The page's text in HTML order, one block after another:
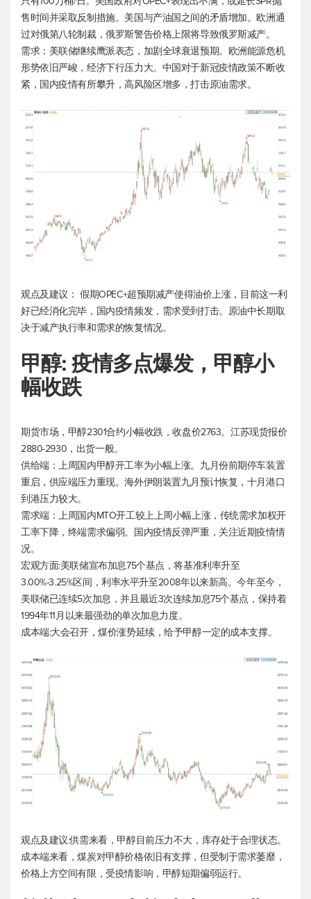
售时间并采取反制措施。美国与产油国之间的矛盾增加。欧洲通
过对俄第八轮制裁，俄罗斯警告价格上限将导致俄罗斯减产。
需求：美联储继续鹰派表态，加剧全球衰退预期。欧洲能源危机
形势依旧严峻，经济下行压力大。中国对于新冠疫情政策不断收
紧，国内疫情有所攀升，高风险区增多，打击原油需求。
观点及建议： 假期OPEC+超预期减产使得油价上涨，目前这一利
好已经消化完毕，国内疫情频发，需求受到打击。原油中长期取
决于减产执行率和需求的恢复情况。
甲醇: 疫情多点爆发，甲醇小
幅收跌
期货市场，甲醇2301合约小幅收跌，收盘价2763。江苏现货报价
2880-2930，出货一般。
供给端：上周国内甲醇开工率为小幅上涨。九月份前期停车装置
重启，供应端压力重现。海外伊朗装置九月预计恢复，十月港口
到港压力较大。
需求端：上周国内MTO开工较上上周小幅上涨，传统需求加权开
工率下降，终端需求偏弱。国内疫情反弹严重，关注近期疫情情
况。
宏观方面:美联储宣布加息75个基点，将基准利率升至
3.00%-3.25%区间，利率水平升至2008年以来新高。今年至今，
美联储已连续5次加息，并且最近3次连续加息75个基点，保持着
1994年11月以来最强劲的单次加息力度。
成本端:大会召开，煤价涨势延续，给予甲醇一定的成本支撑。
观点及建议:供需来看，甲醇目前压力不大，库存处于合理状态。
成本端来看，煤炭对甲醇价格依旧有支撑，但受制于需求萎靡，
价格上方空间有限，受疫情影响，甲醇短期偏弱运行。